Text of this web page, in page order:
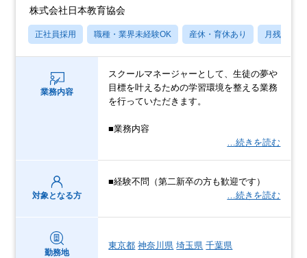
株式会社日本教育協会
正社員採用 職種・業界未経験OK 産休・育休あり 月残業20
業務内容
スクールマネージャーとして、生徒の夢や
目標を叶えるための学習環境を整える業務
を行っていただきます。
■業務内容
…続きを読む
対象となる方
■経験不問（第二新卒の方も歓迎です）
…続きを読む
勤務地
東京都 神奈川県 埼玉県 千葉県